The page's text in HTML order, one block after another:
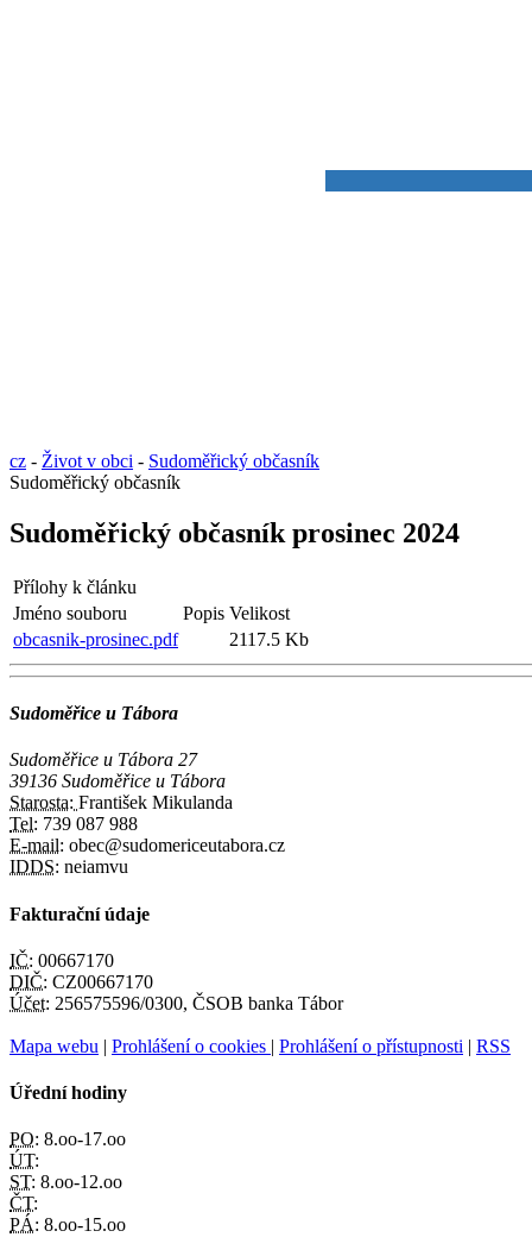
cz - Život v obci - Sudoměřický občasník
Sudoměřický občasník
Sudoměřický občasník prosinec 2024
Přílohy k článku
Jméno souboru
Popis Velikost
obcasnik-prosinec.pdf
2117.5 Kb
Sudoměřice u Tábora
Sudoměřice u Tábora 27
39136 Sudoměřice u Tábora
Starosta: František Mikulanda
Tel: 739 087 988
E-mail: obec@sudomericeutabora.cz
IDDS: neiamvu
Fakturační údaje
IČ: 00667170
DIČ: CZ00667170
Účet: 256575596/0300, ČSOB banka Tábor
Mapa webu | Prohlášení o cookies | Prohlášení o přístupnosti | RSS
Úřední hodiny
PO: 8.oo-17.oo
ÚT:
ST: 8.oo-12.oo
ČT:
PÁ: 8.oo-15.oo